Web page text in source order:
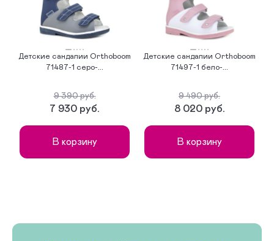
Детские сандалии Orthoboom
71487-1 серо-...
9 390 руб.
7 930 руб.
В корзину
Детские сандалии Orthoboom
71497-1 бело-...
9 490 руб.
8 020 руб.
В корзину